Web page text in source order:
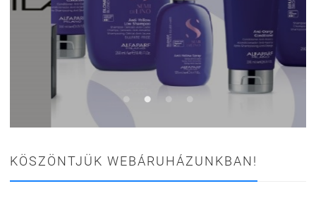
KÖSZÖNTJÜK WEBÁRUHÁZUNKBAN!